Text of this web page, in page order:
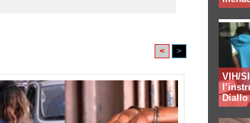
< >
VIH/
Diallo